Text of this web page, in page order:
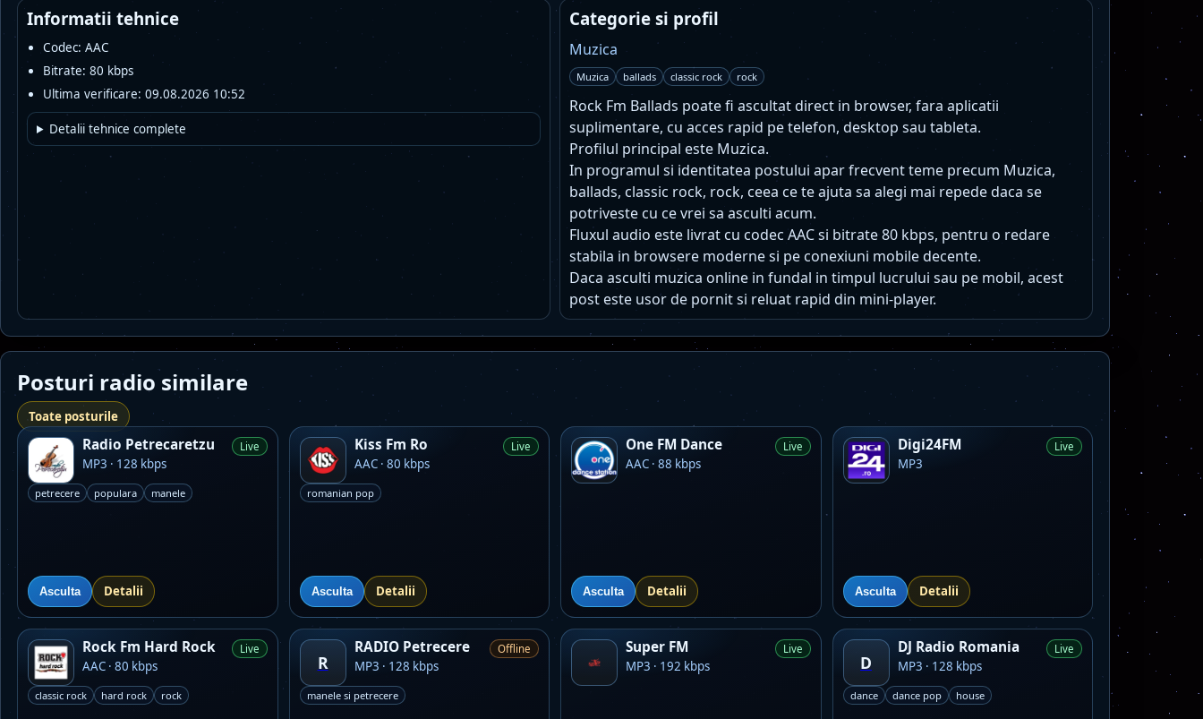
Informatii tehnice
Codec: AAC
Bitrate: 80 kbps
Ultima verificare: 09.08.2026 10:52
Detalii tehnice complete
Categorie si profil
Muzica
Muzica ballads classic rock rock
Rock Fm Ballads poate fi ascultat direct in browser, fara aplicatii
suplimentare, cu acces rapid pe telefon, desktop sau tableta.
Profilul principal este Muzica.
In programul si identitatea postului apar frecvent teme precum Muzica,
ballads, classic rock, rock, ceea ce te ajuta sa alegi mai repede daca se
potriveste cu ce vrei sa asculti acum.
Fluxul audio este livrat cu codec AAC si bitrate 80 kbps, pentru o redare
stabila in browsere moderne si pe conexiuni mobile decente.
Daca asculti muzica online in fundal in timpul lucrului sau pe mobil, acest
post este usor de pornit si reluat rapid din mini-player.
Posturi radio similare
Toate posturile
Radio Petrecaretzu
MP3 · 128 kbps
Live
petrecere populara manele
Asculta Detalii
Kiss Fm Ro
AAC · 80 kbps
Live
romanian pop
Asculta Detalii
One FM Dance
AAC · 88 kbps
Live
Asculta Detalii
Digi24FM
MP3
Live
Asculta Detalii
Rock Fm Hard Rock
AAC · 80 kbps
Live
classic rock hard rock rock
R
RADIO Petrecere
MP3 · 128 kbps
Offline
manele si petrecere
Super FM
MP3 · 192 kbps
Live
D
DJ Radio Romania
MP3 · 128 kbps
Live
dance dance pop house